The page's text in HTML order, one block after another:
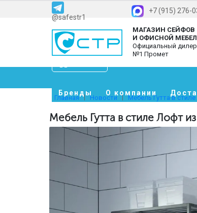
@safestr1
+7 (915) 276-
МАГАЗИН СЕЙФОВ
И ОФИСНОЙ
Официальный дилер
№1 Промет
Бренды О компании
Главная Новости Мебель Гутта в
Мебель Гутта в стиле Лофт